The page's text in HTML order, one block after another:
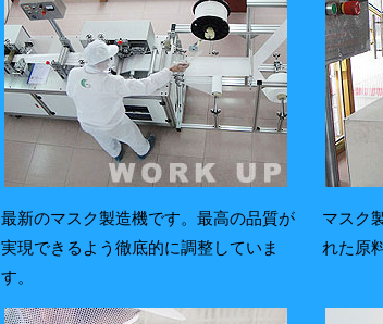
最新のマスク製造機です。最高の品質が
実現できるよう徹底的に調整していま
す。
マスク
れた原